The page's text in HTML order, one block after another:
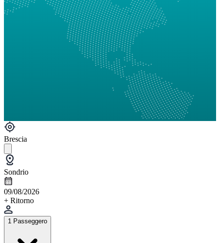
Brescia
Sondrio
09/08/2026
+ Ritorno
1 Passeggero